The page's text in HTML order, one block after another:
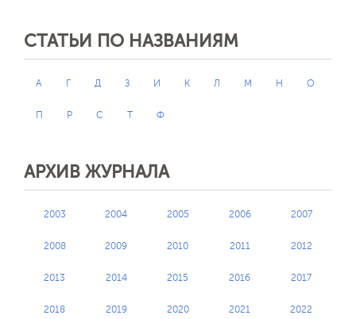
СТАТЬИ ПО НАЗВАНИЯМ
А Г Д З И К Л М Н О
П Р С Т Ф
АРХИВ ЖУРНАЛА
2003 2004 2005 2006 2007
2008 2009 2010 2011 2012
2013 2014 2015 2016 2017
2018 2019 2020 2021 2022